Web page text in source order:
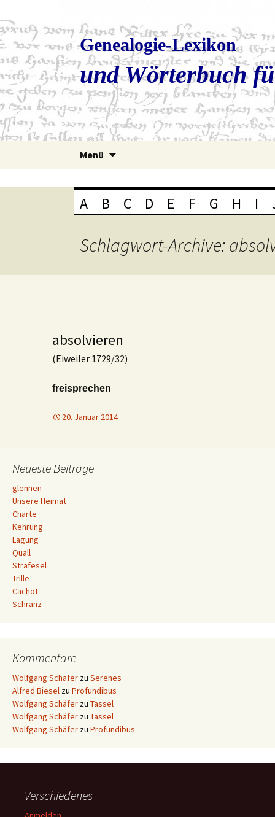
Genealogie-Lexikon
und Wörterbuch
Menü
A B C D E F G H I
Schlagwort-Archive:
absolvieren
(Eiweiler 1729/32)
freisprechen
20. Januar 2014
Neueste Beiträge
glennen
Unsere Heimat
Charte
Kehrung
Lagung
Quall
Strafesel
Trille
Cachot
Schranz
Kommentare
Wolfgang Schäfer zu Serenes
Alfred Biesel zu Profundibus
Wolfgang Schäfer zu Tassel
Wolfgang Schäfer zu Tassel
Wolfgang Schäfer zu Profundibus
Verschiedenes